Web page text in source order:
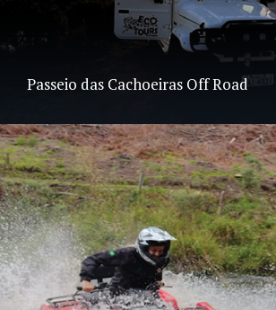
Passeio das Cachoeiras Off Road